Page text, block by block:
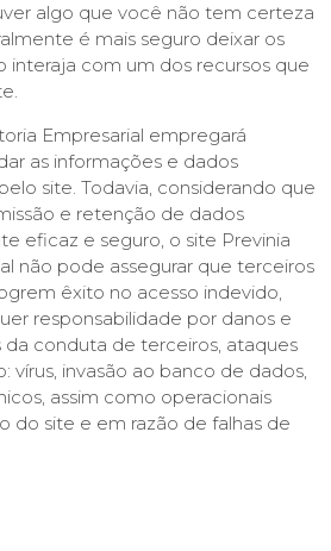
algo que você não tem certeza
é mais seguro deixar os
interaja com um dos recursos que
Empresarial empregará
as informações e dados
site. Todavia, considerando que
e retenção de dados
eficaz e seguro, o site Previnia
não pode assegurar que terceiros
êxito no acesso indevido,
responsabilidade por danos e
conduta de terceiros, ataques
vírus, invasão ao banco de dados,
assim como operacionais
do site e em razão de falhas de